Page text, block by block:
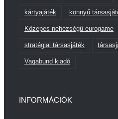
kártyajáték könnyű
Közepes nehézségű eurogame
stratégiai társasjáték
Vagabund kiadó
INFORMÁCIÓK